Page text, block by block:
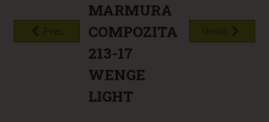
MARMURA
COMPOZITA
213-17
WENGE
LIGHT